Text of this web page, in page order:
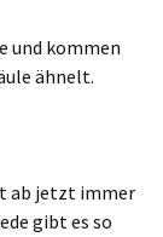
und kommen
ähnelt.
ab jetzt immer
gibt es so